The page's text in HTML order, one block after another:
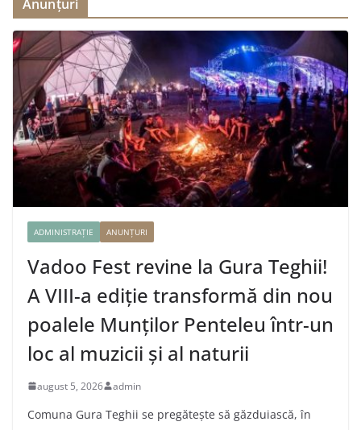
Anunțuri
ADMINISTRAȚIE ANUNȚURI
Vadoo Fest revine la Gura Teghii!
A VIII-a ediție transformă din nou
poalele Munților Penteleu într-un
loc al muzicii și al naturii
august 5, 2026 admin
Comuna Gura Teghii se pregătește să găzduiască, în